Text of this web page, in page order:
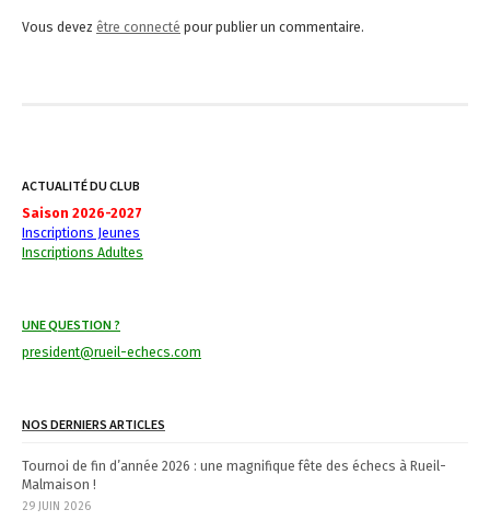
i
g
t
i
n
Vous devez être connecté pour publier un commentaire.
ACTUALITÉ DU CLUB
Saison 2026-2027
Inscriptions Jeunes
Inscriptions Adultes
UNE QUESTION ?
president@rueil-echecs.com
NOS DERNIERS ARTICLES
Tournoi de fin d’année 2026 : une magnifique fête des échecs à Rueil-
Malmaison !
29 JUIN 2026